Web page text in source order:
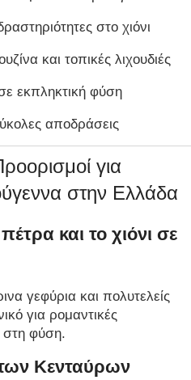
στο χιόνι
και τοπικές λιχουδιές
εκπληκτική φύση
αποδράσεις
για
στην Ελλάδα
και το χιόνι σε
γεφύρια και πολυτελείς
για ρομαντικές
στη φύση.
Κενταύρων